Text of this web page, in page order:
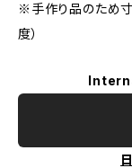
※手作り品のため寸
度）